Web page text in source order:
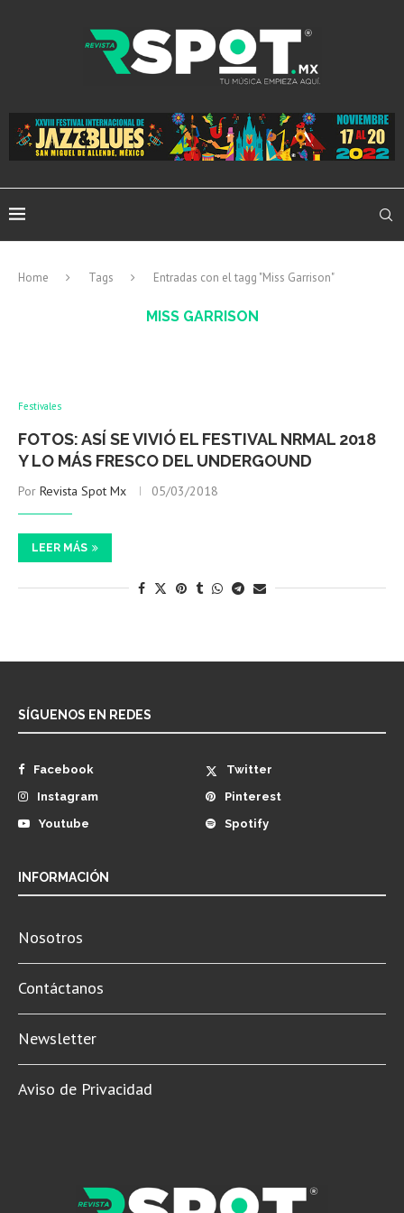
Home Tags Entradas con el tagg "Miss Garrison"
MISS GARRISON
Festivales
FOTOS: ASÍ SE VIVIÓ EL FESTIVAL NRMAL 2018
Y LO MÁS FRESCO DEL UNDERGOUND
Por Revista Spot Mx 05/03/2018
LEER MÁS
SÍGUENOS EN REDES
Facebook
Twitter
Instagram
Pinterest
Youtube
Spotify
INFORMACIÓN
Nosotros
Contáctanos
Newsletter
Aviso de Privacidad